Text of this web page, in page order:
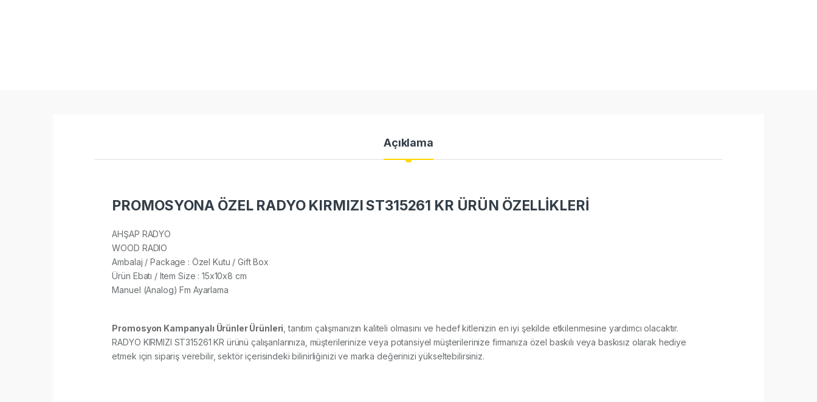
Açıklama
PROMOSYONA ÖZEL RADYO KIRMIZI ST315261 KR ÜRÜN ÖZELLİKLERİ
AHŞAP RADYO
WOOD RADIO
Ambalaj / Package : Özel Kutu / Gift Box
Ürün Ebatı / Item Size : 15x10x8 cm
Manuel (Analog) Fm Ayarlama
Promosyon Kampanyalı Ürünler Ürünleri , tanıtım çalışmanızın kaliteli olmasını ve hedef kitlenizin en iyi şekilde etkilenmesine yardımcı olacaktır.
RADYO KIRMIZI ST315261 KR ürünü çalışanlarınıza, müşterilerinize veya potansiyel müşterilerinize firmanıza özel baskılı veya baskısız olarak hediye
etmek için sipariş verebilir, sektör içerisindeki bilinirliğinizi ve marka değerinizi yükseltebilirsiniz.